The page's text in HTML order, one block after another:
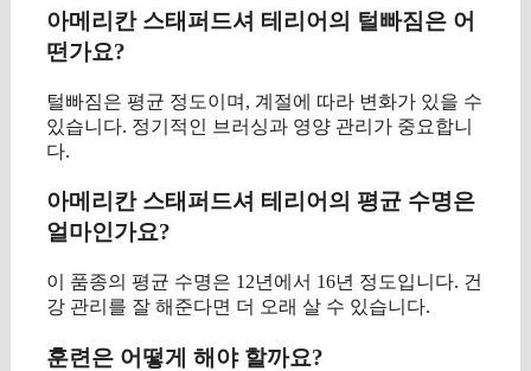
아메리칸 스태퍼드셔 테리어의 털빠짐은 어
떤가요?
털빠짐은 평균 정도이며, 계절에 따라 변화가 있을 수
있습니다. 정기적인 브러싱과 영양 관리가 중요합니
다.
아메리칸 스태퍼드셔 테리어의 평균 수명은
얼마인가요?
이 품종의 평균 수명은 12년에서 16년 정도입니다. 건
강 관리를 잘 해준다면 더 오래 살 수 있습니다.
훈련은 어떻게 해야 할까요?